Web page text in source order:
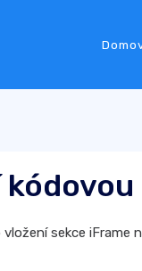
sekce iFrame